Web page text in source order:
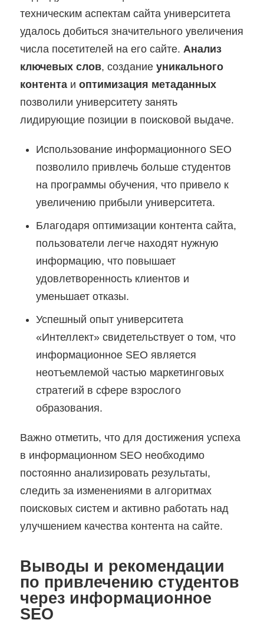
техническим аспектам сайта университета
удалось добиться значительного увеличения
числа посетителей на его сайте. Анализ
ключевых слов, создание уникального
контентаи оптимизация метаданных
позволили университету занять
лидирующие позиции в поисковой выдаче.
Использование информационного SEO
позволило привлечь больше студентов
на программы обучения, что привело к
увеличению прибыли университета.
Благодаря оптимизации контента сайта,
пользователи легче находят нужную
информацию, что повышает
удовлетворенность клиентов и
уменьшает отказы.
Успешный опыт университета
«Интеллект» свидетельствует о том, что
информационное SEO является
неотъемлемой частью маркетинговых
стратегий в сфере взрослого
образования.
Важно отметить, что для достижения успеха
в информационном SEO необходимо
постоянно анализировать результаты,
следить за изменениями в алгоритмах
поисковых систем и активно работать над
улучшением качества контента на сайте.
Выводы и рекомендации
по привлечению студентов
через информационное
SEO